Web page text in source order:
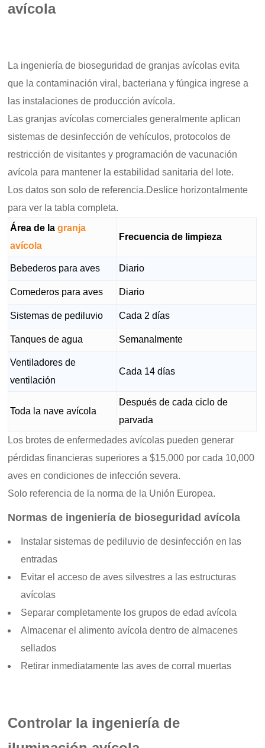
avícola
La ingeniería de bioseguridad de granjas avícolas evita
que la contaminación viral, bacteriana y fúngica ingrese a
las instalaciones de producción avícola.
Las granjas avícolas comerciales generalmente aplican
sistemas de desinfección de vehículos, protocolos de
restricción de visitantes y programación de vacunación
avícola para mantener la estabilidad sanitaria del lote.
Los datos son solo de referencia.Deslice horizontalmente
para ver la tabla completa.
Área de lagranja
avícola
Frecuencia de limpieza
Bebederos para aves Diario
Comederos para aves Diario
Sistemas de pediluvio Cada 2 días
Tanques de agua Semanalmente
Ventiladores de
ventilación
Cada 14 días
Toda la nave avícola
Después de cada ciclo de
parvada
Los brotes de enfermedades avícolas pueden generar
pérdidas financieras superiores a $15,000 por cada 10,000
aves en condiciones de infección severa.
Solo referencia de la norma de la Unión Europea.
Normas de ingeniería de bioseguridad avícola
Instalar sistemas de pediluvio de desinfección en las
entradas
Evitar el acceso de aves silvestres a las estructuras
avícolas
Separar completamente los grupos de edad avícola
Almacenar el alimento avícola dentro de almacenes
sellados
Retirar inmediatamente las aves de corral muertas
Controlar la ingeniería de